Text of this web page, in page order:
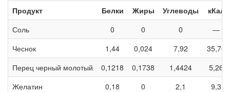
Продукт Белки Жиры Углеводы
кКал
Соль
0 0 0
—
Чеснок
1,44 0,024 7,92
35,76
Перец черный молотый
0,1218 0,1738 1,4424
5,26
Желатин
0,18 0 2,1
9,3